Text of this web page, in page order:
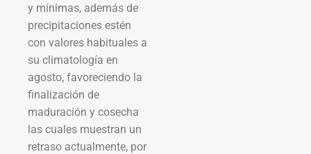
y mínimas, además de
precipitaciones estén
con valores habituales a
su climatología en
agosto, favoreciendo la
finalización de
maduración y cosecha
las cuales muestran un
retraso actualmente, por